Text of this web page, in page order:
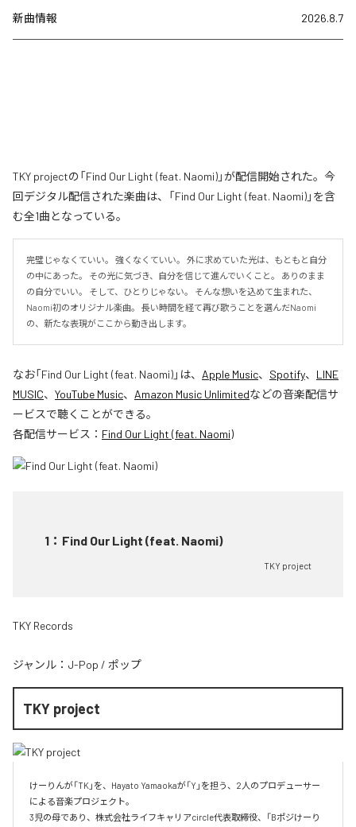
新曲情報 2026.8.7
TKY projectの「Find Our Light (feat. Naomi)」が配信開始された。今
回デジタル配信された楽曲は、「Find Our Light (feat. Naomi)」を含
む全1曲となっている。
完璧じゃなくていい。 強くなくていい。 外に求めていた光は、もともと自分
の中にあった。 その光に気づき、自分を信じて進んでいくこと。 ありのまま
の自分でいい。 そして、ひとりじゃない。 そんな想いを込めて生まれた、
Naomi初のオリジナル楽曲。 長い時間を経て再び歌うことを選んだNaomi
の、新たな表現がここから動き出します。
なお「Find Our Light (feat. Naomi)」は、 Apple Music、 Spotify、 LINE
MUSIC、 YouTube Music、 Amazon Music Unlimitedなどの音楽配信サ
ービスで聴くことができる。
各配信サービス： Find Our Light (feat. Naomi)
1 ： Find Our Light (feat. Naomi)
TKY project
TKY Records
ジャンル： J-Pop / ポップ
TKY project
けーりんが「TK」を、Hayato Yamaokaが「Y」を担う、2人のプロデューサー
による音楽プロジェクト。
3児の母であり、株式会社ライフキャリアcircle代表取締役、「Bポジけーり